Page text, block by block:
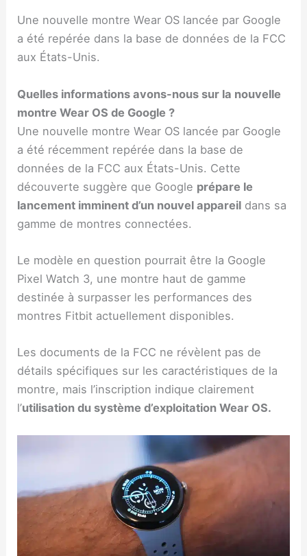
Une nouvelle montre Wear OS lancée par Google
a été repérée dans la base de données de la FCC
aux États-Unis.
Quelles informations avons-nous sur la nouvelle
montre Wear OS de Google ?
Une nouvelle montre Wear OS lancée par Google
a été récemment repérée dans la base de
données de la FCC aux États-Unis. Cette
découverte suggère que Google prépare le
lancement imminent d’un nouvel appareil dans sa
gamme de montres connectées.
Le modèle en question pourrait être la Google
Pixel Watch 3, une montre haut de gamme
destinée à surpasser les performances des
montres Fitbit actuellement disponibles.
Les documents de la FCC ne révèlent pas de
détails spécifiques sur les caractéristiques de la
montre, mais l’inscription indique clairement
l’utilisation du système d’exploitation Wear OS.